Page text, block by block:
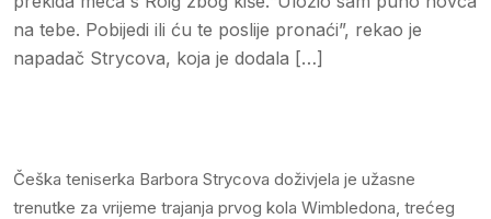
na tebe. Pobijedi ili ću te poslije pronaći”, rekao je
napadač Strycova, koja je dodala […]
Češka teniserka Barbora Strycova doživjela je užasne
trenutke za vrijeme trajanja prvog kola Wimbledona, trećeg